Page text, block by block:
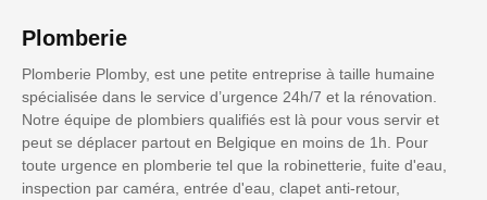
Plomberie
Plomberie Plomby, est une petite entreprise à taille humaine
spécialisée dans le service d’urgence 24h/7 et la rénovation.
Notre équipe de plombiers qualifiés est là pour vous servir et
peut se déplacer partout en Belgique en moins de 1h. Pour
toute urgence en plomberie tel que la robinetterie, fuite d'eau,
inspection par caméra, entrée d'eau, clapet anti-retour,